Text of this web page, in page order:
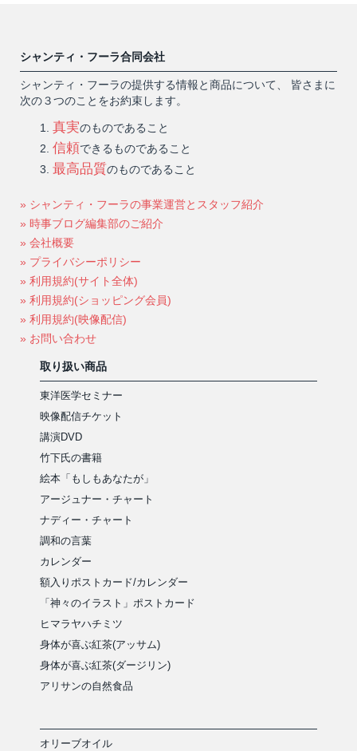
シャンティ・フーラ合同会社
シャンティ・フーラの提供する情報と商品について、 皆さまに
次の３つのことをお約束します。
真実のものであること
信頼できるものであること
最高品質のものであること
» シャンティ・フーラの事業運営とスタッフ紹介
» 時事ブログ編集部のご紹介
» 会社概要
» プライバシーポリシー
» 利用規約(サイト全体)
» 利用規約(ショッピング会員)
» 利用規約(映像配信)
» お問い合わせ
取り扱い商品
東洋医学セミナー
映像配信チケット
講演DVD
竹下氏の書籍
絵本「もしもあなたが」
アージュナー・チャート
ナディー・チャート
調和の言葉
カレンダー
額入りポストカード/カレンダー
「神々のイラスト」ポストカード
ヒマラヤハチミツ
身体が喜ぶ紅茶(アッサム)
身体が喜ぶ紅茶(ダージリン)
アリサンの自然食品
オリーブオイル